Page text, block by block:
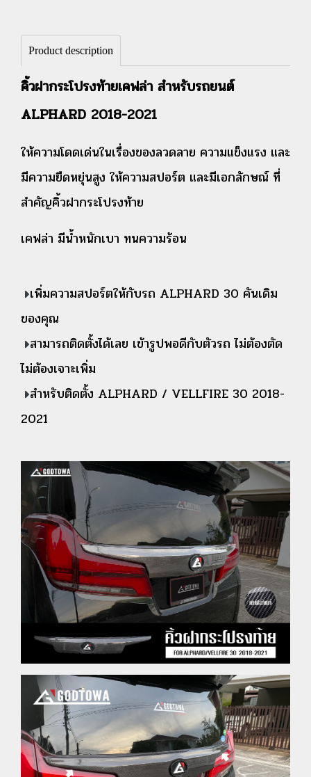
Product description
คิ้วฝากระโปรงท้ายเคฟล่า สำหรับรถยนต์
ALPHARD 2018-2021
ให้ความโดดเด่นในเรื่องของลวดลาย ความแข็งแรง และ
มีความยืดหยุ่นสูง ให้ความสปอร์ต และมีเอกลักษณ์ ที่
สำคัญคิ้วฝากระโปรงท้าย
เคฟล่า มีน้ำหนักเบา ทนความร้อน
เพิ่มความสปอร์ตให้กับรถ ALPHARD 30 คันเดิม
ของคุณ
สามารถติดตั้งได้เลย เข้ารูปพอดีกับตัวรถ ไม่ต้องตัด
ไม่ต้องเจาะเพิ่ม
สำหรับติดตั้ง ALPHARD / VELLFIRE 30 2018-
2021